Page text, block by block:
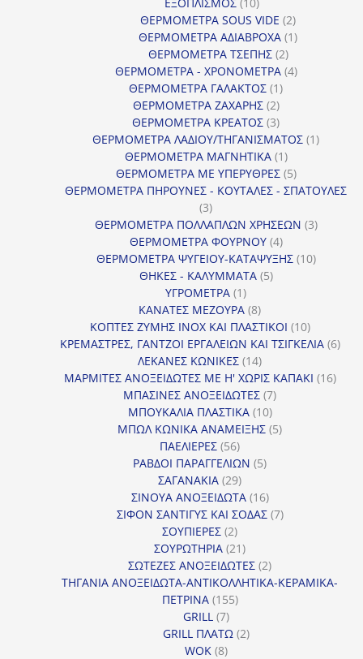
προϊόντα
ΘΕΡΜΟΜΕΤΡΑ SOUS VIDE 22
προϊόντα
ΘΕΡΜΟΜΕΤΡΑ ΑΔΙΑΒΡΟΧΑ 11
ΘΕΡΜΟΜΕΤΡΑ ΤΣΕΠΗΣ 22
προϊόντα
ΘΕΡΜΟΜΕΤΡΑ - ΧΡΟΝΟΜΕΤΡΑ 44
ΘΕΡΜΟΜΕΤΡΑ ΓΑΛΑΚΤΟΣ 11
προϊόν
ΘΕΡΜΟΜΕΤΡΑ ΖΑΧΑΡΗΣ 22
προϊόντα
ΘΕΡΜΟΜΕΤΡΑ ΚΡΕΑΤΟΣ 33
προϊόντα
ΘΕΡΜΟΜΕΤΡΑ ΛΑΔΙΟΥ/ΤΗΓΑΝΙΣΜΑΤΟΣ 11
ΘΕΡΜΟΜΕΤΡΑ ΜΑΓΝΗΤΙΚΑ 11
προϊόν
ΘΕΡΜΟΜΕΤΡΑ ΜΕ ΥΠΕΡΥΘΡΕΣ 55
προϊόντα
ΘΕΡΜΟΜΕΤΡΑ ΠΗΡΟΥΝΕΣ - ΚΟΥΤΑΛΕΣ - ΣΠΑΤΟΥΛΕΣ
33
προϊόντα
ΘΕΡΜΟΜΕΤΡΑ ΠΟΛΛΑΠΛΩΝ ΧΡΗΣΕΩΝ 33
ΘΕΡΜΟΜΕΤΡΑ ΦΟΥΡΝΟΥ 44
προϊόντα
ΘΕΡΜΟΜΕΤΡΑ ΨΥΓΕΙΟΥ-ΚΑΤΑΨΥΞΗΣ 1010
ΘΗΚΕΣ - ΚΑΛΥΜΜΑΤΑ 55
ΥΓΡΟΜΕΤΡΑ 11
προϊόν
ΚΑΝΑΤΕΣ ΜΕΖΟΥΡΑ 88
προϊόντα
ΚΟΠΤΕΣ ΖΥΜΗΣ INOX ΚΑΙ ΠΛΑΣΤΙΚΟΙ 1010
προϊόντα
ΚΡΕΜΑΣΤΡΕΣ, ΓΑΝΤΖΟΙ ΕΡΓΑΛΕΙΩΝ ΚΑΙ ΤΣΙΓΚΕΛΙΑ 66
ΛΕΚΑΝΕΣ ΚΩΝΙΚΕΣ 1414
προϊόντα
ΜΑΡΜΙΤΕΣ ΑΝΟΞΕΙΔΩΤΕΣ ΜΕ Η' ΧΩΡΙΣ ΚΑΠΑΚΙ 1616
ΜΠΑΣΙΝΕΣ ΑΝΟΞΕΙΔΩΤΕΣ 77
ΜΠΟΥΚΑΛΙΑ ΠΛΑΣΤΙΚΑ 1010
προϊόντα
ΜΠΩΛ ΚΩΝΙΚΑ ΑΝΑΜΕΙΞΗΣ 55
ΠΑΕΛΙΕΡΕΣ 5656
προϊόντα
ΡΑΒΔΟΙ ΠΑΡΑΓΓΕΛΙΩΝ 55
ΣΑΓΑΝΑΚΙΑ 2929
προϊόντα
ΣΙΝΟΥΑ ΑΝΟΞΕΙΔΩΤΑ 1616
προϊόντα
ΣΙΦΟΝ ΣΑΝΤΙΓΥΣ ΚΑΙ ΣΟΔΑΣ 77
ΣΟΥΠΙΕΡΕΣ 22
προϊόντα
ΣΟΥΡΩΤΗΡΙΑ 2121
προϊόντα
ΣΩΤΕΖΕΣ ΑΝΟΞΕΙΔΩΤΕΣ 22
προϊόντα
ΤΗΓΑΝΙΑ ΑΝΟΞΕΙΔΩΤΑ-ΑΝΤΙΚΟΛΛΗΤΙΚΑ-ΚΕΡΑΜΙΚΑ-
ΠΕΤΡΙΝΑ 155155
GRILL 77
προϊόντα
GRILL ΠΛΑΤΩ 22
WOK 88